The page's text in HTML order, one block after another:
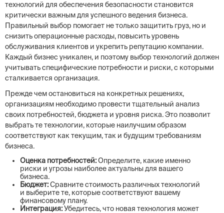
технологий для обеспечения безопасности становится
критически важным для успешного ведения бизнеса.
Правильный выбор помогает не только защитить груз, но и
снизить операционные расходы, повысить уровень
обслуживания клиентов и укрепить репутацию компании.
Каждый бизнес уникален, и поэтому выбор технологий должен
учитывать специфические потребности и риски, с которыми
сталкивается организация.
Прежде чем остановиться на конкретных решениях,
организациям необходимо провести тщательный анализ
своих потребностей, бюджета и уровня риска. Это позволит
выбрать те технологии, которые наилучшим образом
соответствуют как текущим, так и будущим требованиям
бизнеса.
Оценка потребностей:Определите, какие именно
риски и угрозы наиболее актуальны для вашего
бизнеса.
Бюджет:Сравните стоимость различных технологий
и выберите те, которые соответствуют вашему
финансовому плану.
Интеграция:Убедитесь, что новая технология может